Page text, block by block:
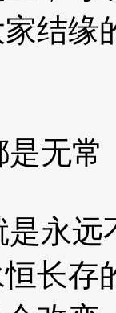
结
无常
永远
长存